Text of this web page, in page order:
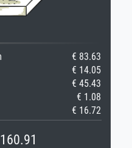
€ 83.63
€ 14.05
€ 45.43
€ 1.08
€ 16.72